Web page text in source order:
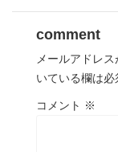
comment
メールアドレス
いている欄は必
コメント ※